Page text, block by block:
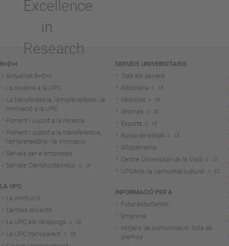
R+D+I
Actualitat R+D+I
La recerca a la UPC
La transferència, l'emprenedoria i la
innovació a la UPC
Foment i suport a la recerca
Foment i suport a la transferència,
l'emprenedoria i la innovació
Serveis per a empreses
Serveis Cientificotècnics
LA UPC
La institució
Centres docents
La UPC als rànquings
La UPC transparent
SERVEIS UNIVERSITARIS
Tots els serveis
Biblioteca
Mobilitat
Idiomes
Esports
Borsa de treball
Allotjaments
Centre Universitari de la Visió
UPCArts, la comunitat cultural
INFORMACIÓ PER A
Futur estudiantat
Empresa
Mitjans de comunicació. Sala de
premsa